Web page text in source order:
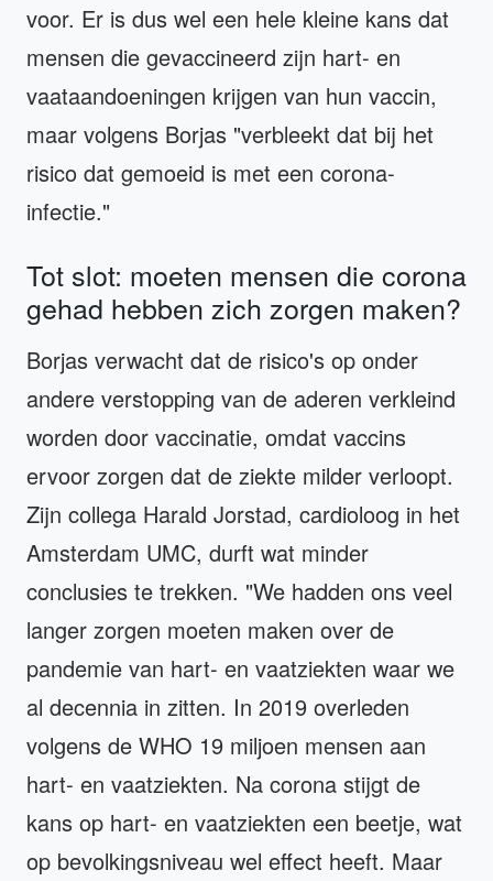
voor. Er is dus wel een hele kleine kans dat
mensen die gevaccineerd zijn hart- en
vaataandoeningen krijgen van hun vaccin,
maar volgens Borjas "verbleekt dat bij het
risico dat gemoeid is met een corona-
infectie."
Tot slot: moeten mensen die corona
gehad hebben zich zorgen maken?
Borjas verwacht dat de risico's op onder
andere verstopping van de aderen verkleind
worden door vaccinatie, omdat vaccins
ervoor zorgen dat de ziekte milder verloopt.
Zijn collega Harald Jorstad, cardioloog in het
Amsterdam UMC, durft wat minder
conclusies te trekken. "We hadden ons veel
langer zorgen moeten maken over de
pandemie van hart- en vaatziekten waar we
al decennia in zitten. In 2019 overleden
volgens de WHO 19 miljoen mensen aan
hart- en vaatziekten. Na corona stijgt de
kans op hart- en vaatziekten een beetje, wat
op bevolkingsniveau wel effect heeft. Maar